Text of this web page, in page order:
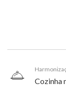
Cozinha